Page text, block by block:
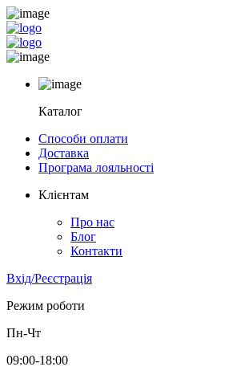
Каталог
Способи оплати
Доставка
Програма лояльності
Клієнтам
Про нас
Блог
Контакти
Вхід/Реєстрація
Режим роботи
Пн-Чт
09:00-18:00